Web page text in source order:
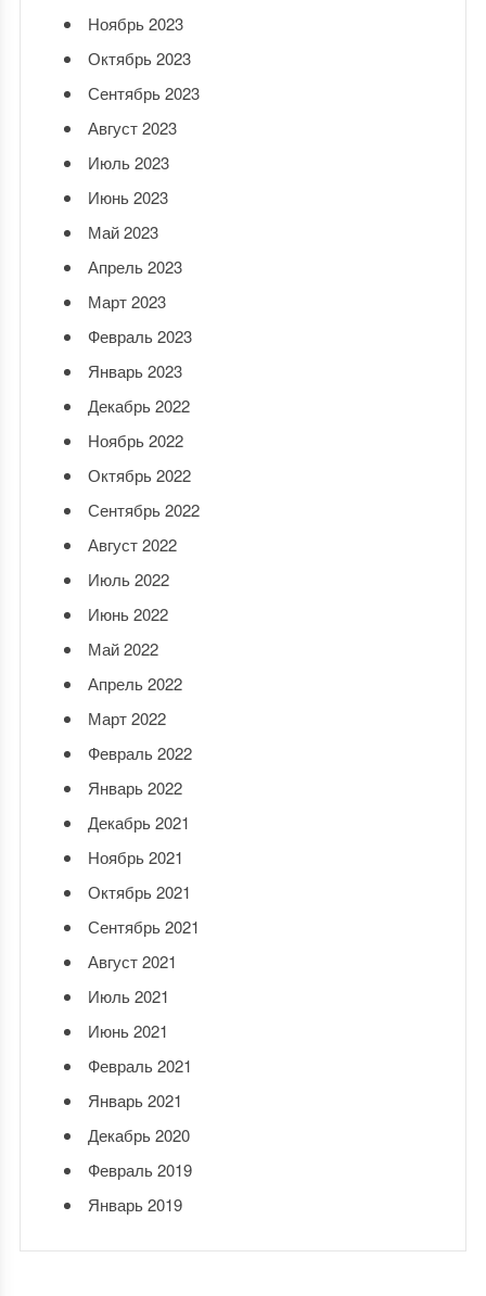
Ноябрь 2023
Октябрь 2023
Сентябрь 2023
Август 2023
Июль 2023
Июнь 2023
Май 2023
Апрель 2023
Март 2023
Февраль 2023
Январь 2023
Декабрь 2022
Ноябрь 2022
Октябрь 2022
Сентябрь 2022
Август 2022
Июль 2022
Июнь 2022
Май 2022
Апрель 2022
Март 2022
Февраль 2022
Январь 2022
Декабрь 2021
Ноябрь 2021
Октябрь 2021
Сентябрь 2021
Август 2021
Июль 2021
Июнь 2021
Февраль 2021
Январь 2021
Декабрь 2020
Февраль 2019
Январь 2019